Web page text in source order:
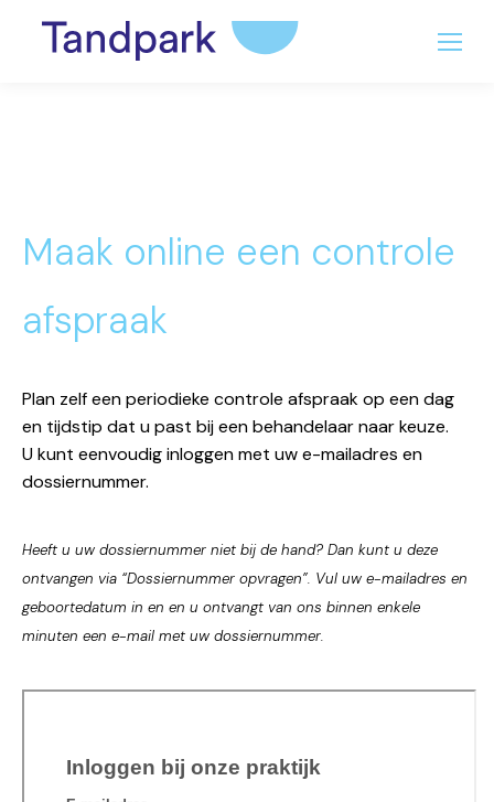
Maak online een controle
afspraak
Plan zelf een periodieke controle afspraak op een dag
en tijdstip dat u past bij een behandelaar naar keuze.
Ukunt eenvoudig inloggen met uw e-mailadres en
dossiernummer.
Heeft u uw dossiernummer niet bij de hand? Dan kunt u deze
ontvangen via “Dossiernummer opvragen”. Vul uw e-mailadres en
geboortedatum in en en u ontvangt van ons binnen enkele
minuten een e-mail met uw dossiernummer.